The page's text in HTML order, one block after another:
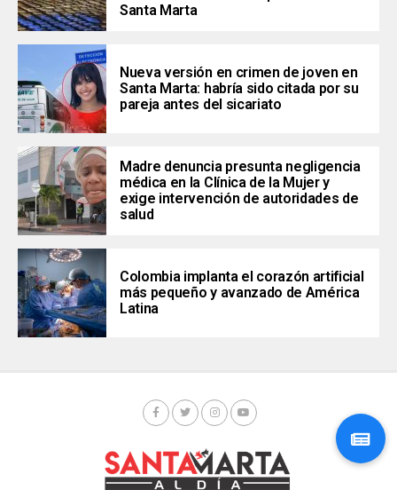
Santa Marta
Nueva versión en crimen de joven en
Santa Marta: habría sido citada por su
pareja antes del sicariato
Madre denuncia presunta negligencia
médica en la Clínica de la Mujer y
exige intervención de autoridades de
salud
Colombia implanta el corazón artificial
más pequeño y avanzado de América
Latina